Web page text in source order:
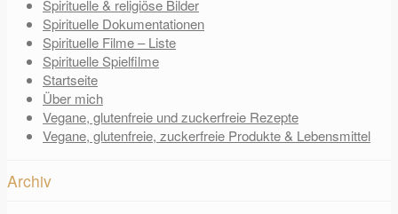
Spirituelle & religiöse Bilder
Spirituelle Dokumentationen
Spirituelle Filme – Liste
Spirituelle Spielfilme
Startseite
Über mich
Vegane, glutenfreie und zuckerfreie Rezepte
Vegane, glutenfreie, zuckerfreie Produkte & Lebensmittel
Archiv